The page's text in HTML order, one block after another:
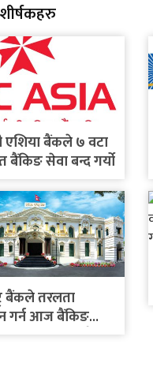
बैंकले ७ वटा
बैंकिङ सेवा बन्द गर्यो
बैंकले तरलता
गर्न आज बैंकिङ